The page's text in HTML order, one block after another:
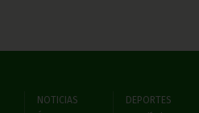
NOTICIAS
DEPORTES